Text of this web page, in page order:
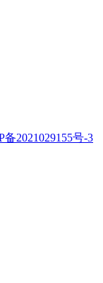
备2021029155号-3